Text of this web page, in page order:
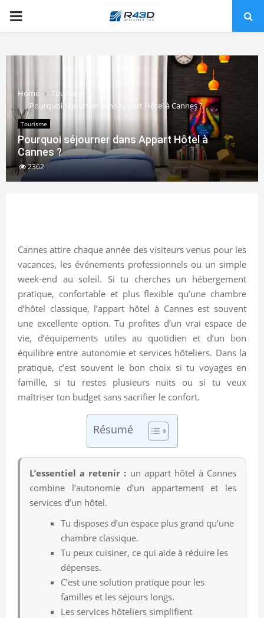
PRIMARY
Home
Tourisme
Pourquoi séjourner dans Appart Hôtel à Cannes ?
Tourisme
Pourquoi séjourner dans Appart Hôtel à
Cannes ?
2362
Cannes attire chaque année des visiteurs venus pour les
vacances, les événements professionnels ou un simple
week-end au soleil. Si tu cherches un hébergement
pratique, confortable et plus flexible qu’une chambre
d’hôtel classique, l’appart hôtel à Cannes est souvent
une excellente option. Tu profites d’un vrai espace de
vie, d’équipements utiles au quotidien et d’un bon
équilibre entre autonomie et services hôteliers. Dans la
pratique, c’est souvent le bon choix si tu voyages en
famille, si tu restes plusieurs nuits ou si tu veux
maîtriser ton budget sans sacrifier le confort.
Résumé
L’essentiel a retenir : un appart hôtel à Cannes
combine l’autonomie d’un appartement et les
services d’un hôtel.
Tu disposes d’un espace plus grand qu’une
chambre classique.
Tu peux cuisiner, ce qui aide à réduire les
dépenses.
C’est une solution pratique pour les
familles et les séjours longs.
Les services hôteliers simplifient